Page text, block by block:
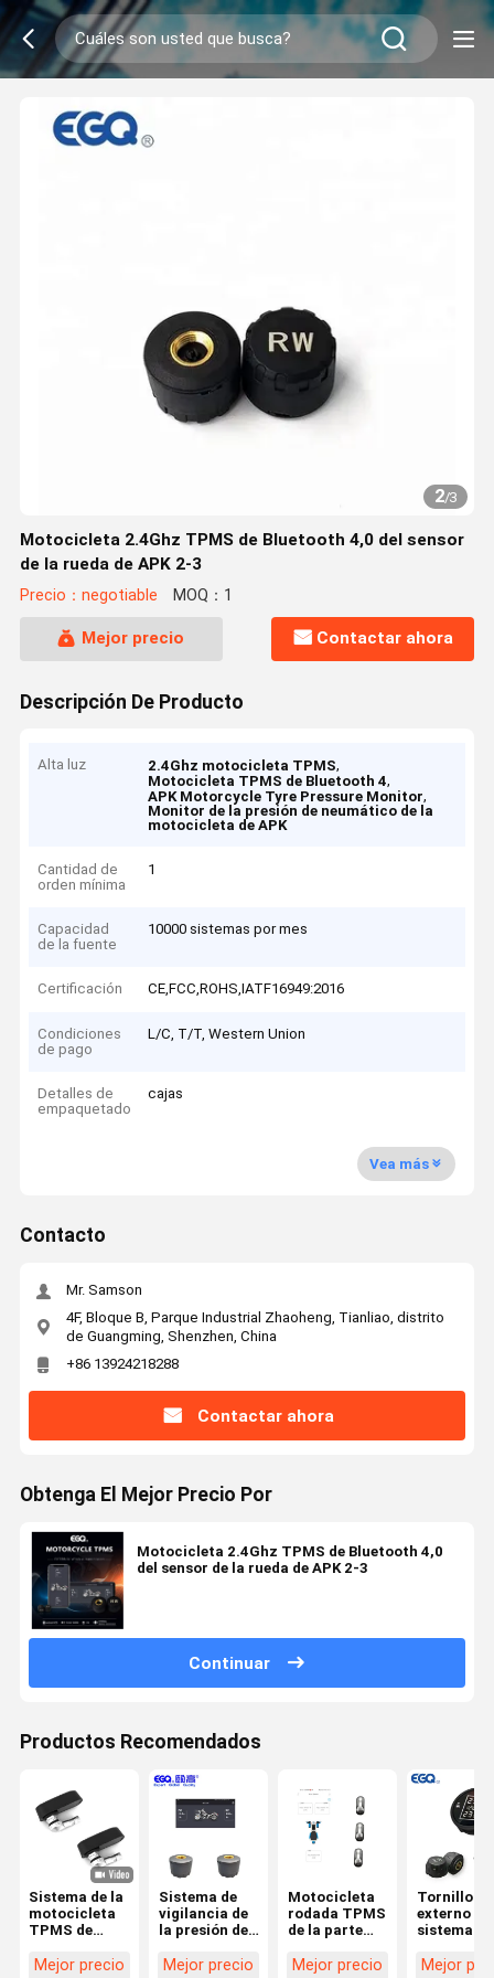
2/3
Motocicleta 2.4Ghz TPMS de Bluetooth 4,0 del sensor
de la rueda de APK 2-3
Precio：negotiable MOQ：1
Mejor precio Contactar ahora
Descripción De Producto
Alta luz 2.4Ghz motocicleta TPMS,
Motocicleta TPMS de Bluetooth 4,
APK Motorcycle Tyre Pressure Monitor,
Monitor de la presión de neumático de la
motocicleta de APK
Cantidad de
orden mínima
1
Capacidad
de la fuente
10000 sistemas por mes
Certificación CE,FCC,ROHS,IATF16949:2016
Condiciones
de pago
L/C, T/T, Western Union
Detalles de
empaquetado
cajas
Vea más
Contacto
Mr. Samson
4F, Bloque B, Parque Industrial Zhaoheng, Tianliao, distrito
de Guangming, Shenzhen, China
+86 13924218288
Contactar ahora
Obtenga El Mejor Precio Por
Motocicleta 2.4Ghz TPMS de Bluetooth 4,0
del sensor de la rueda de APK 2-3
Continuar
Productos Recomendados
Sistema de la
motocicleta
TPMS de
Mejor precio
Sistema de
vigilancia de
la presión de
laMejor precio
Motocicleta
rodada TPMS
de la parte
en tiempo
Mejor precio
Tornillo
externo del
sistema
2.4Ghz
Mejor